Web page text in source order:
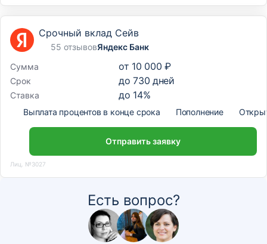
Срочный вклад Сейв
55 отзывовЯндекс Банк
Сумма
от 10 000 ₽
Срок до730 дней
Ставка до 14%
Выплата процентов в конце срока Пополнение
Отправить заявку
Лиц. №3027
Есть вопрос?